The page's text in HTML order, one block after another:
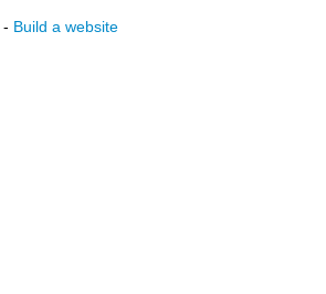
- Build a website